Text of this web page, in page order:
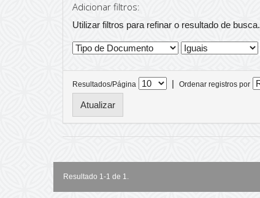
Adicionar filtros:
Utilizar filtros para refinar o resultado de busca.
Resultados/Página | Ordenar registros por
Resultado 1-1 de 1.